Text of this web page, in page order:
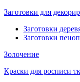
Заготовки для
Заготовки
Заготовки
Золочение
Краски для росписи